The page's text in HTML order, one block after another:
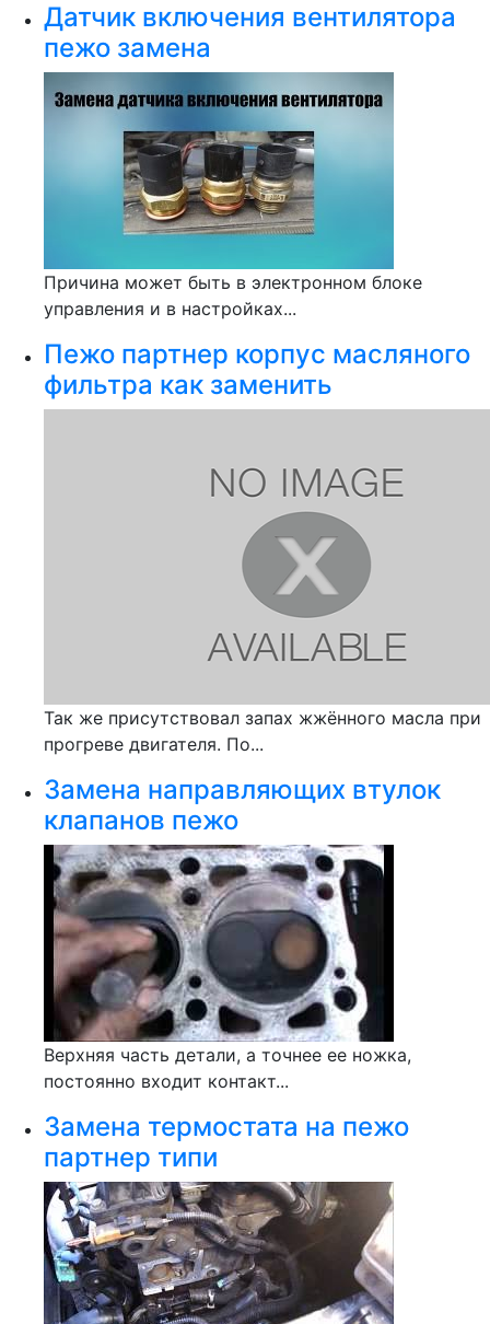
Датчик включения вентилятора
пежо замена
Причина может быть в электронном блоке
управления и в настройках...
Пежо партнер корпус масляного
фильтра как заменить
Так же присутствовал запах жжённого масла при
прогреве двигателя. По...
Замена направляющих втулок
клапанов пежо
Верхняя часть детали, а точнее ее ножка,
постоянно входит контакт...
Замена термостата на пежо
партнер типи